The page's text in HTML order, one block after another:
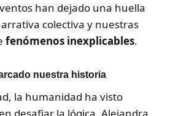
han dejado una huella
colectiva y nuestras
fenómenos inexplicables.
nuestra historia
la humanidad ha visto